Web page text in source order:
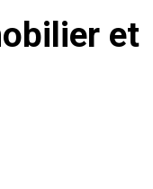
et